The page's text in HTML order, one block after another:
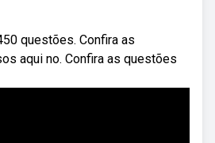
questões. Confira as
aqui no. Confira as questões